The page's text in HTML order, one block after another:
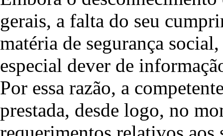
gerais, a falta do seu
matéria de segurança
especial dever de
Por essa razão, a
prestada, desde logo, no